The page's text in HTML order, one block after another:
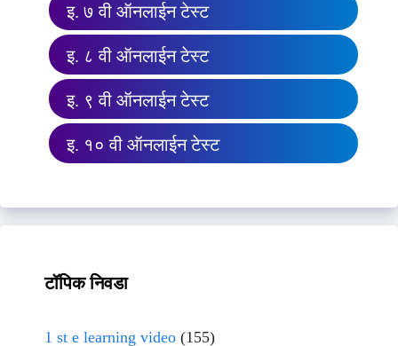
इ. ७ वी ऑनलाईन टेस्ट
इ. ८ वी ऑनलाईन टेस्ट
इ. ९ वी ऑनलाईन टेस्ट
इ. १० वी ऑनलाईन टेस्ट
टॉपिक निवडा
1 st e learning video (155)